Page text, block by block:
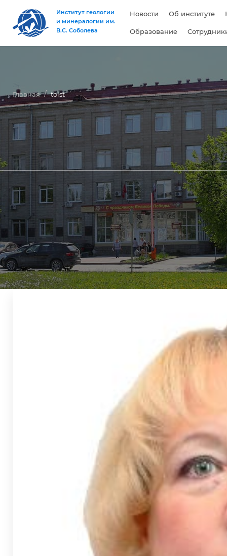
Институт геологии
и минералогии им.
В.С. Соболева
Новости Об институте
Образование
Главная tolst